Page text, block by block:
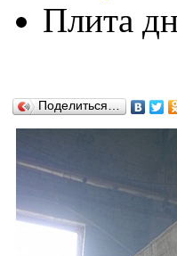
Плита
Поделиться…